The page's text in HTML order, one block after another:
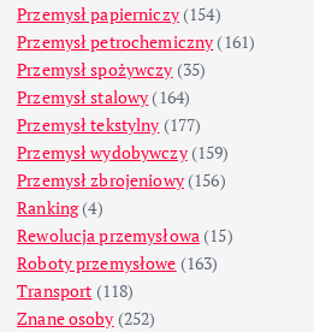
Przemysł papierniczy(154)
Przemysł petrochemiczny (161)
Przemysł spożywczy (35)
Przemysł stalowy (164)
Przemysł tekstylny (177)
Przemysł wydobywczy(159)
Przemysł zbrojeniowy(156)
Ranking(4)
Rewolucja przemysłowa (15)
Roboty przemysłowe (163)
Transport (118)
Znane osoby (252)